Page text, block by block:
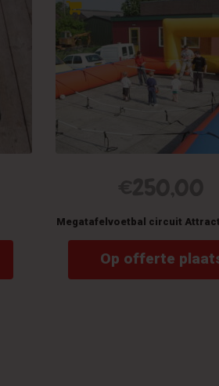
Megatafelvoetbal circuit
Op offerte